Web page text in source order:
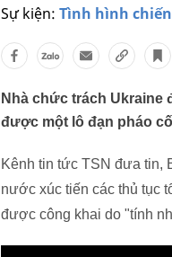
Sự kiện: Tình hình
Nhà chức trách Ukraine
được một lô đạn pháo
Kênh tin tức TSN đưa tin,
nước xúc tiến các thủ tục
được công khai do "tính